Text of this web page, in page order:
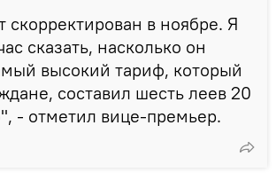
скорректирован в ноябре. Я
сказать, насколько он
высокий тариф, который
составил шесть леев 20
- отметил вице-премьер.